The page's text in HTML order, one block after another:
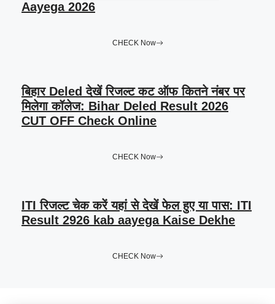
Aayega 2026
CHECK Now
बिहार Deled देखें रिजल्ट कट ऑफ कितने नंबर पर
मिलेगा कॉलेज: Bihar Deled Result 2026
CUT OFF Check Online
CHECK Now
ITI रिजल्ट चेक करें यहां से देखें फेल हुए या पास: ITI
Result 2926 kab aayega Kaise Dekhe
CHECK Now